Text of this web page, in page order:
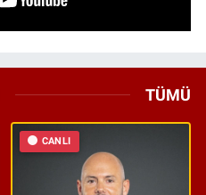
TÜMÜ
CANLI